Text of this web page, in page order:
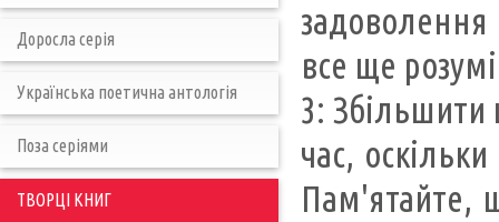
все ще
3: Збільшити
час,
Пам'ятайте,
Доросла серія
Українська поетична антологія
Поза серіями
ТВОРЦІ КНИГ